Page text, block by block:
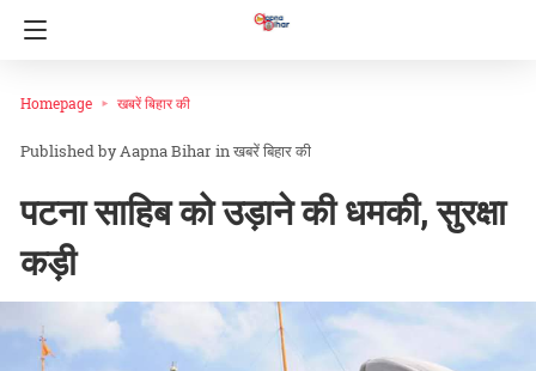
Homepage खबरें बिहार की
Aapna Bihar inखबरें बिहार की
पटना साहिब को उड़ाने की धमकी, सुरक्षा
कड़ी